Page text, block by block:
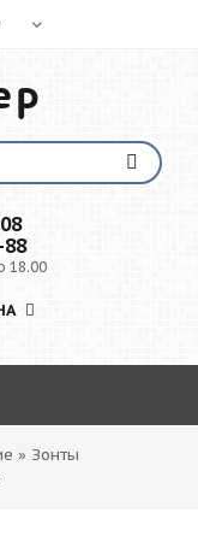
88
18.00
» Зонты